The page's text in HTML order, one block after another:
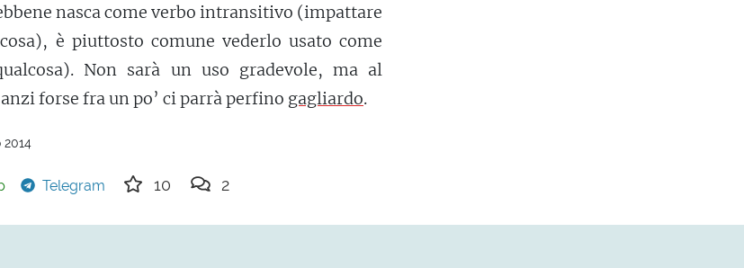
nasca come verbo intransitivo (impattare
è piuttosto comune vederlo usato come
Non sarà un uso gradevole, ma al
forse fra un po’ ci parrà perfino gagliardo.
Telegram 10 2